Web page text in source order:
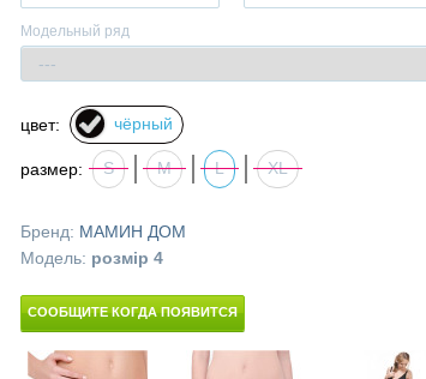
Модельный ряд
цвет: чёрный
размер: S M L XL
Бренд: МАМИН ДОМ
Модель: розмір 4
СООБЩИТЕ КОГДА ПОЯВИТСЯ